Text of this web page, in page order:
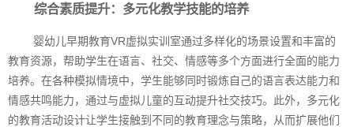
综合素质提升：多元化教学技能的培养
婴幼儿早期教育VR虚拟实训室通过多样化的场景设置和丰富的
教育资源，帮助学生在语言、社交、情感等多个方面进行全面的能力
培养。在各种模拟情境中，学生能够同时锻炼自己的语言表达能力和
情感共鸣能力，通过与虚拟儿童的互动提升社交技巧。此外，多元化
的教育活动设计让学生接触到不同的教育理念与策略，从而扩展他们